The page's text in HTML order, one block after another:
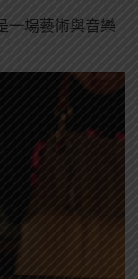
一場藝術與音樂